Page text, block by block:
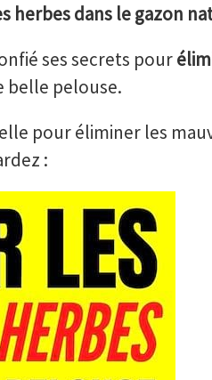
herbes dans le gazon
ses secrets pour
belle pelouse.
pour éliminer les
: